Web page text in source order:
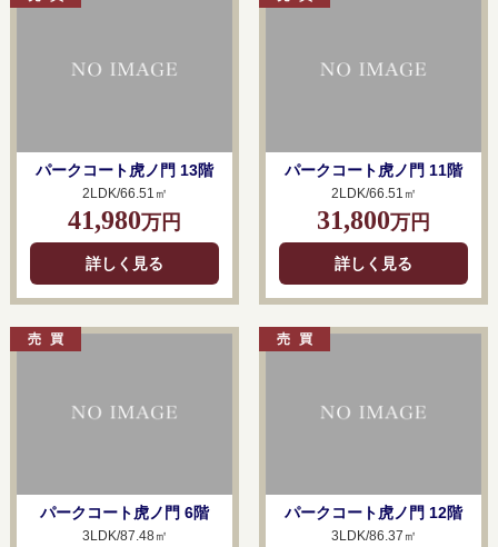
パークコート虎ノ門 13階
2LDK/66.51㎡
41,980万円
詳しく見る
パークコート虎ノ門 11階
2LDK/66.51㎡
31,800万円
詳しく見る
パークコート虎ノ門 6階
3LDK/87.48㎡
パークコート虎ノ門 12階
3LDK/86.37㎡